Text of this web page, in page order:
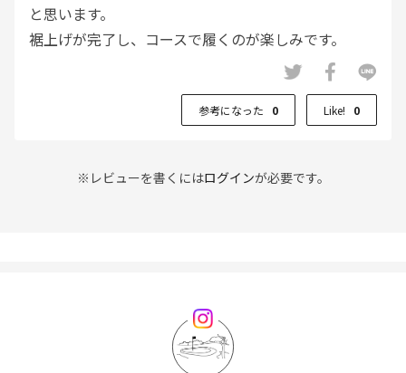
と思います。
裾上げが完了し、コースで履くのが楽しみです。
参考になった 0 Like! 0
※レビューを書くにはログインが必要です。